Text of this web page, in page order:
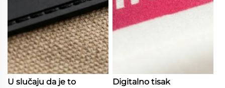
U slučaju da je to
Digitalno tisak